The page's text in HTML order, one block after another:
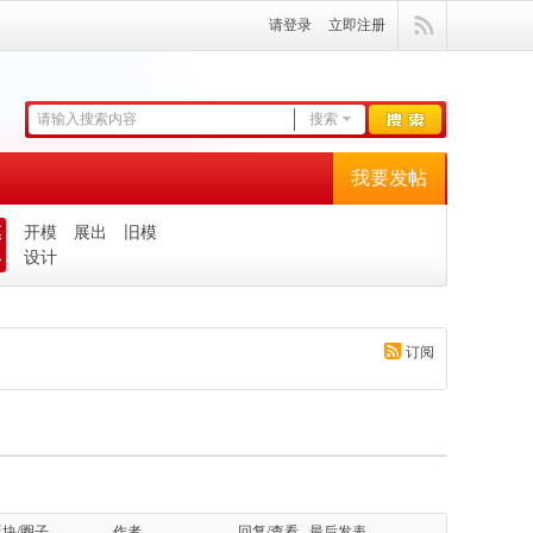
请登录 立即注册
搜索
我要发帖
开模 展出
旧模
设计
订阅